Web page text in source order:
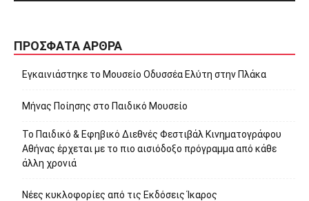
ΠΡΌΣΦΑΤΑ ΆΡΘΡΑ
Εγκαινιάστηκε το Μουσείο Οδυσσέα Ελύτη στην Πλάκα
Μήνας Ποίησης στο Παιδικό Μουσείο
Το Παιδικό & Εφηβικό Διεθνές Φεστιβάλ Κινηματογράφου
Αθήνας έρχεται με το πιο αισιόδοξο πρόγραμμα από κάθε
άλλη χρονιά
Νέες κυκλοφορίες από τις Εκδόσεις Ίκαρος